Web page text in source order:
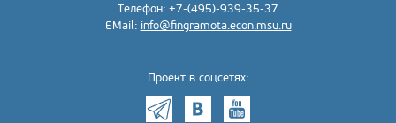
Телефон: +7-(495)-939-35-37
EMail: info@fingramota.econ.msu.ru
Проект в соцсетях: